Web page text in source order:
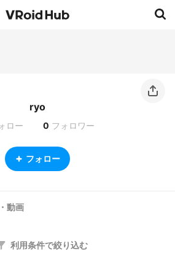
ryo
ロー 0 フォロワー
フォロー
動画
利用条件で絞り込む